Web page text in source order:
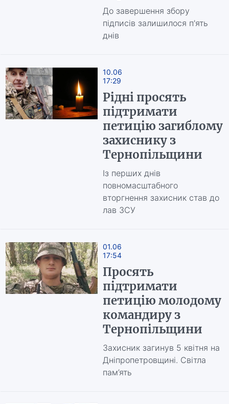
До завершення збору
підписів залишилося п'ять
днів
10.06
17:29
Рідні просять
підтримати
петицію загиблому
захиснику з
Тернопільщини
Із перших днів
повномасштабного
вторгнення захисник став до
лав ЗСУ
01.06
17:54
Просять
підтримати
петицію молодому
командиру з
Тернопільщини
Захисник загинув 5 квітня на
Дніпропетровщині. Світла
пам’ять